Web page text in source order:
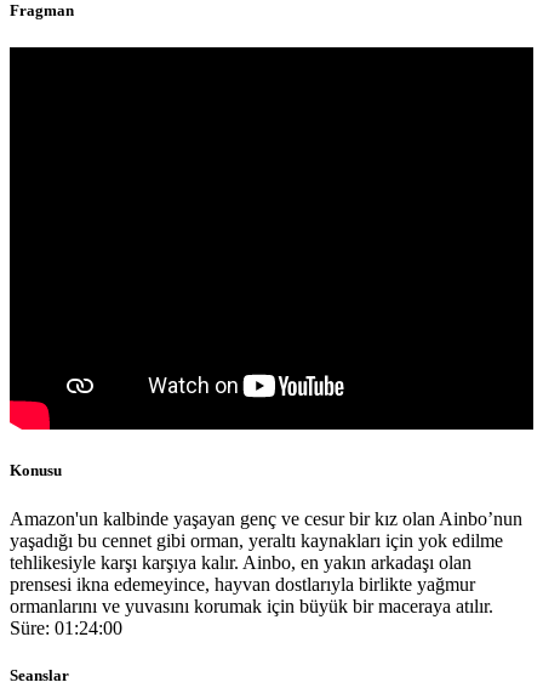
Fragman
Konusu
Amazon'un kalbinde yaşayan genç ve cesur bir kız olan Ainbo’nun
yaşadığı bu cennet gibi orman, yeraltı kaynakları için yok edilme
tehlikesiyle karşı karşıya kalır. Ainbo, en yakın arkadaşı olan
prensesi ikna edemeyince, hayvan dostlarıyla birlikte yağmur
ormanlarını ve yuvasını korumak için büyük bir maceraya atılır.
Süre: 01:24:00
Seanslar